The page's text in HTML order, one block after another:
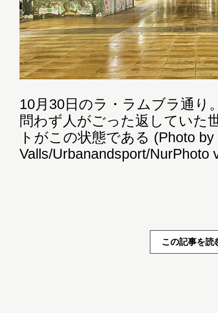
10月30日のラ・ラムブラ通り
問わず人がごった返していた
トがこの状態である (Photo by
Valls/Urbanandsport/NurPhoto
この記事を読